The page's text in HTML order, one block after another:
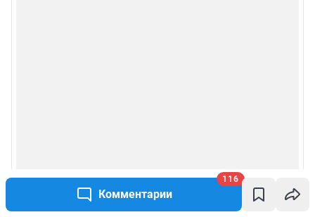
Комментарии
116